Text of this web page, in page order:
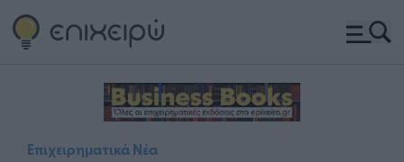
Επιχειρηματικά Νέα